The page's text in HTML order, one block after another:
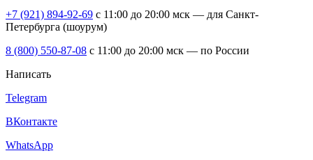
+7 (921) 894-92-69 c 11:00 до 20:00 мск — для Санкт-
Петербурга (шоурум)
8 (800) 550-87-08 c 11:00 до 20:00 мск — по России
Написать
Telegram
ВКонтакте
WhatsApp